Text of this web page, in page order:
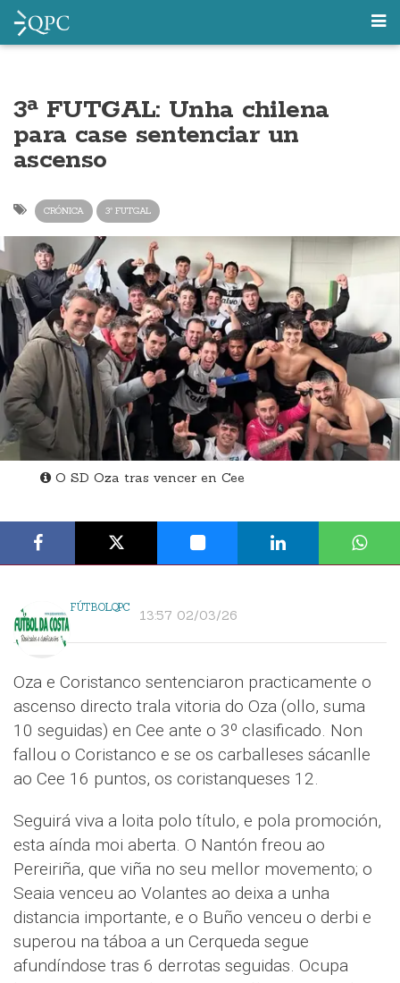
3ª FUTGAL: Unha chilena
para case sentenciar un
ascenso
CRÓNICA 3ª FUTGAL
O SD Oza tras vencer en Cee
FÚTBOLQPC 13:57 02/03/26
Oza e Coristanco sentenciaron practicamente o
ascenso directo trala vitoria do Oza (ollo, suma
10 seguidas) en Cee ante o 3º clasificado. Non
fallou o Coristanco e se os carballeses sácanlle
ao Cee 16 puntos, os coristanqueses 12.
Seguirá viva a loita polo título, e pola promoción,
esta aínda moi aberta. O Nantón freou ao
Pereiriña, que viña no seu mellor movemento; o
Seaia venceu ao Volantes ao deixa a unha
distancia importante, e o Buño venceu o derbi e
superou na táboa a un Cerqueda segue
afundíndose tras 6 derrotas seguidas. Ocupa